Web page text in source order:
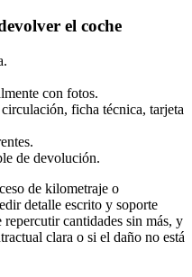
el coche
con fotos.
ficha técnica, tarjeta
de devolución.
de kilometraje o
detalle escrito y soporte
cantidades sin más, y
clara o si el daño no está